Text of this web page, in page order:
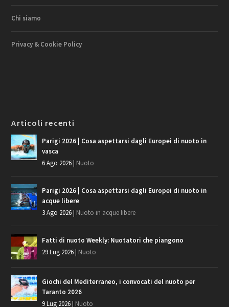
Chi siamo
Privacy & Cookie Policy
Articoli recenti
Parigi 2026 | Cosa aspettarsi dagli Europei di nuoto in
vasca
6 Ago 2026| Nuoto
Parigi 2026 | Cosa aspettarsi dagli Europei di nuoto in
acque libere
3 Ago 2026| Nuoto in acque libere
Fatti di nuoto Weekly: Nuotatori che piangono
29 Lug 2026| Nuoto
Giochi del Mediterraneo, i convocati del nuoto per
Taranto 2026
9 Lug 2026| Nuoto